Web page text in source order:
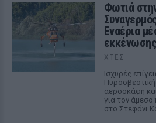
Φωτιά
Εναέρια
ΧΤΕΣ
Ισχυρές
αεροσκάφη
για τον
στο Στεφάνι